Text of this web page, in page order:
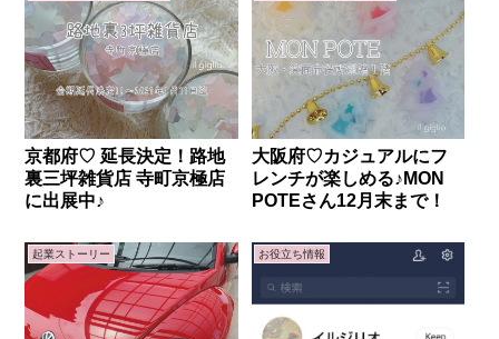
京都府♡ 延長決定！路地
裏三坪雑貨店 寺町京極店
に出展中♪
大阪府♡カジュアルにフ
レンチが楽しめる♪MON
POTEさん12月末まで！
起業ストーリー お役立ち情報